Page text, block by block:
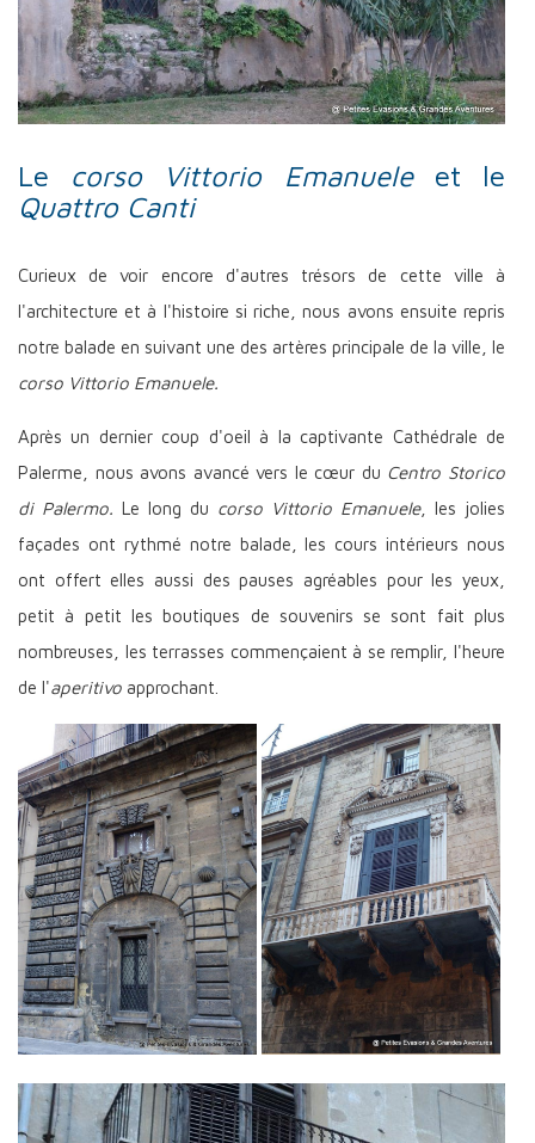
Le corso Vittorio Emanuele et le
Quattro Canti
Curieux de voir encore d'autres trésors de cette ville à
l'architecture et à l'histoire si riche, nous avons ensuite repris
notre balade en suivant une des artères principale de la ville, le
corso Vittorio Emanuele.
Après un dernier coup d'oeil à la captivante Cathédrale de
Palerme, nous avons avancé vers le cœur du Centro Storico
di Palermo. Le long du corso Vittorio Emanuele, les jolies
façades ont rythmé notre balade, les cours intérieurs nous
ont offert elles aussi des pauses agréables pour les yeux,
petit à petit les boutiques de souvenirs se sont fait plus
nombreuses, les terrasses commençaient à se remplir, l'heure
de l'aperitivo approchant.